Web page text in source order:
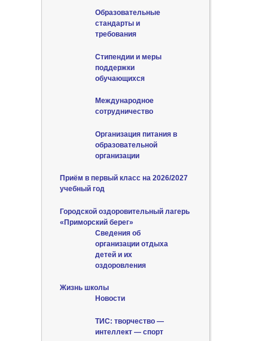
Образовательные
стандарты и
требования
Стипендии и меры
поддержки
обучающихся
Международное
сотрудничество
Организация питания в
образовательной
организации
Приём в первый класс на 2026/2027
учебный год
Городской оздоровительный лагерь
«Приморский берег»
Сведения об
организации отдыха
детей и их
оздоровления
Жизнь школы
Новости
ТИС: творчество —
интеллект — спорт